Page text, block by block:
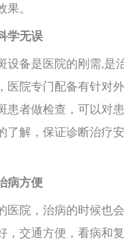
果。
学无误
设备是医院的刚需,是
医院专门配备有针对
患者做检查，可以对
了解，保证诊断治疗
病方便
医院，治病的时候也
，交通方便，看病和